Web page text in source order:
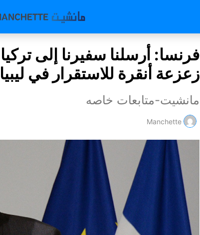
فرنسا: أرسلنا سفيرنا إلى
زعزعة أنقرة للاستقرار في ليبيا
مانشيت-متابعات خاصه
Manchette